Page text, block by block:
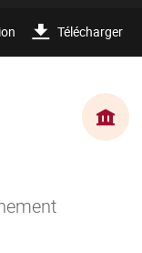
Télécharger